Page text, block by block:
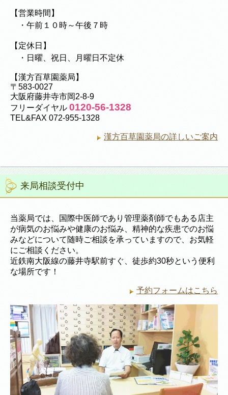
【営業時間】
・午前１０時～午後７時
【定休日】
・日曜、祝日、月曜日不定休
【漢方百草園薬局】
〒583-0027
大阪府藤井寺市岡2-8-9
フリーダイヤル 0120-56-1328
TEL&FAX 072-955-1328
漢方百草園薬局の詳しいご案内
来局相談受付中
当薬局では、国際中医師であり管理薬剤師でもある店主
が病気のお悩みや健康のお悩み、精神的な疾患でのお悩
みなどについて随時ご相談を承っていますので、お気軽
にご相談ください。
近鉄南大阪線の藤井寺駅前すぐ、徒歩約30秒という便利
な場所です！
予約フォームはこちら